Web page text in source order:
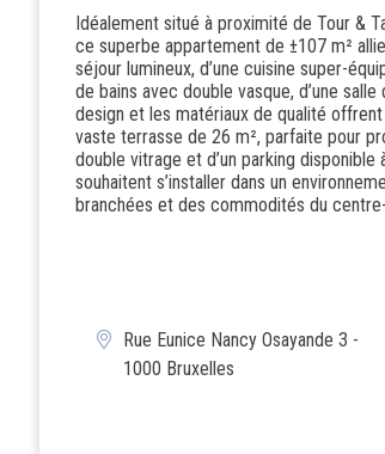
Idéalement situé à proximité de Tour &
ce superbe appartement de ±107 m²
séjour lumineux, d’une cuisine super-
de bains avec double vasque, d’une
design et les matériaux de qualité
vaste terrasse de 26 m², parfaite pour
double vitrage et d’un parking
souhaitent s’installer dans un
branchées et des commodités du
Rue Eunice Nancy Osayande 3 -
1000 Bruxelles